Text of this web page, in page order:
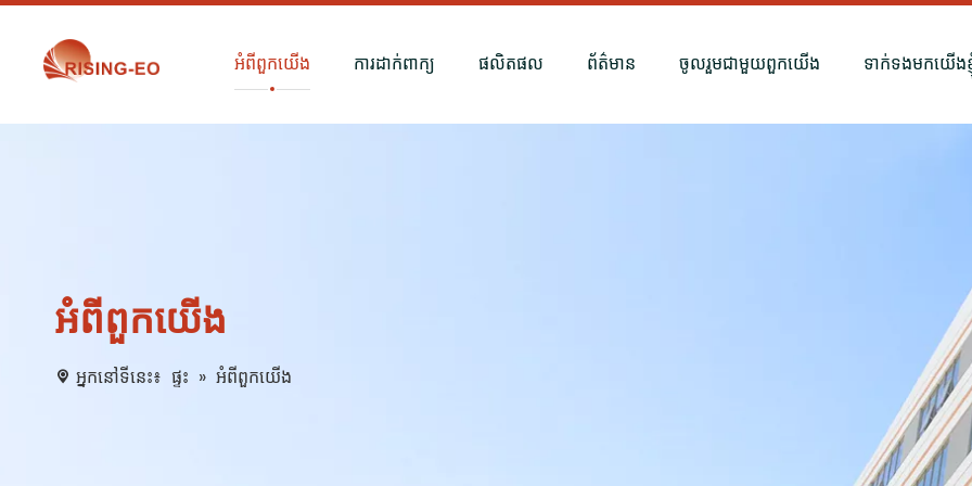
អំពីពួកយើង ការដាក់ពាក្យ ផលិតផល ព័ត៌មាន ចូលរួមជាមួយពួកយើង ទាក់ទងមកយើង
អំពីពួកយើង
អ្នកនៅទីនេះ៖ ផ្ទះ » អំពីពួកយើង